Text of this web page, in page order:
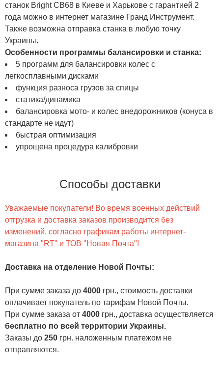
станок Bright CB68 в Киеве и Харькове с гарантией 2
года можно в интернет магазине Гранд Инструмент.
Также возможна отправка станка в любую точку
Украины.
Особенности программы балансировки и станка:
5 программ для балансировки колес с
легкосплавными дисками
функция разноса грузов за спицы
статика/динамика
балансировка мото- и колес внедорожников (конуса в
стандарте не идут)
быстрая оптимизация
упрощена процедура калибровки
Способы доставки
Уважаемые покупатели! Во время военных действий
отгрузка и доставка заказов производится без
изменений, согласно графикам работы интернет-
магазина "RT" и ТОВ "Новая Почта"!
Доставка на отделение Новой Почты:
При сумме заказа до 4000 грн., стоимость доставки
оплачивает покупатель по тарифам Новой Почты.
При сумме заказа от 4000 грн., доставка осуществляется
бесплатно по всей территории Украины.
Заказы до 250 грн. наложенным платежом не
отправляются.